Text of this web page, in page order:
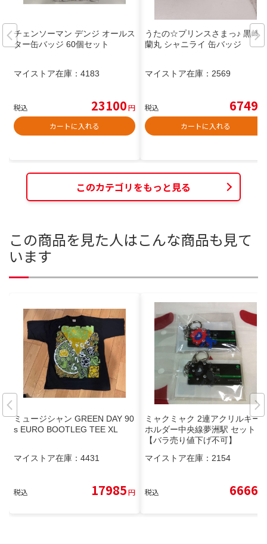
チェンソーマン デンジ オールス
ター缶バッジ 60個セット
マイストア在庫： 4183
税込 23100円
カートに入れる
うたの☆プリンスさまっ♪ 黒崎
蘭丸 シャニライ 缶バッジ
マイストア在庫： 2569
税込 6749
カートに入れる
このカテゴリをもっと見る
この商品を見た人はこんな商品も見て
います
ミュージシャン GREEN DAY 90
s EURO BOOTLEG TEE XL
マイストア在庫： 4431
税込 17985円
ミャクミャク 2連アクリルキー
ホルダー中央線夢洲駅 セット
【バラ売り値下げ不可】
マイストア在庫： 2154
税込 6666